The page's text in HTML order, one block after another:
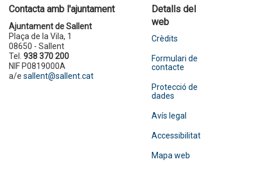
Contacta amb l'ajuntament
Ajuntament de Sallent
Plaça de la Vila, 1
08650 - Sallent
Tel. 938 370 200
NIF P0819000A
a/e sallent@sallent.cat
Detalls del
web
Crèdits
Formulari de
contacte
Protecció de
dades
Avís legal
Accessibilitat
Mapa web